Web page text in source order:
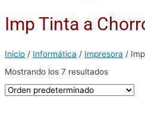
Imp Tinta a
Inicio / Informática / Impresora /
Mostrando los 7 resultados